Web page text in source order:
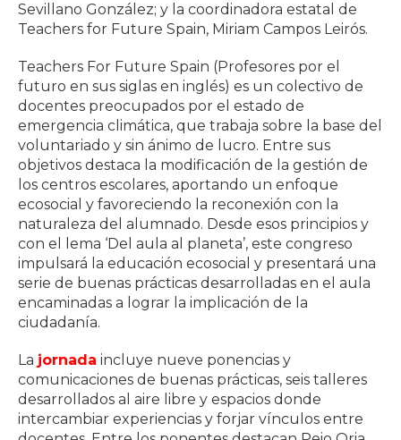
Sevillano González; y la coordinadora estatal de
Teachers for Future Spain, Miriam Campos Leirós.
Teachers For Future Spain (Profesores por el
futuro en sus siglas en inglés) es un colectivo de
docentes preocupados por el estado de
emergencia climática, que trabaja sobre la base del
voluntariado y sin ánimo de lucro. Entre sus
objetivos destaca la modificación de la gestión de
los centros escolares, aportando un enfoque
ecosocial y favoreciendo la reconexión con la
naturaleza del alumnado. Desde esos principios y
con el lema ‘Del aula al planeta’, este congreso
impulsará la educación ecosocial y presentará una
serie de buenas prácticas desarrolladas en el aula
encaminadas a lograr la implicación de la
ciudadanía.
La jornada incluye nueve ponencias y
comunicaciones de buenas prácticas, seis talleres
desarrollados al aire libre y espacios donde
intercambiar experiencias y forjar vínculos entre